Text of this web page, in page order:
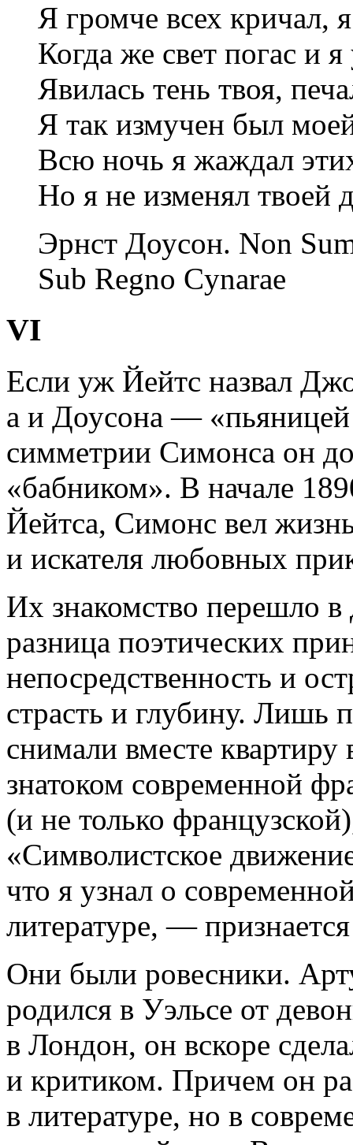
Я громче всех кричал,
Когда же свет погас и
Явилась тень твоя,
Я так измучен был
Всю ночь я жаждал
Но я не изменял твоей
Эрнст Доусон. Non
Sub Regno Cynarae
VI
Если уж Йейтс назвал
а и Доусона —
симметрии Симонса он
«бабником». В начале
Йейтса, Симонс вел
и искателя любовных
Их знакомство перешло
разница поэтических
непосредственность и
страсть и глубину. Лишь
снимали вместе
знатоком современной
(и не только
«Символистское
что я узнал о
литературе, —
Они были ровесники.
родился в Уэльсе от
в Лондон, он вскоре
и критиком. Причем он
в литературе, но в